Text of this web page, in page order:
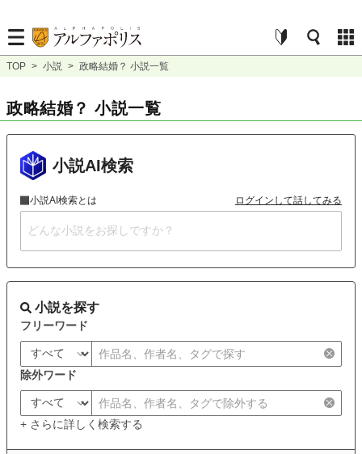
TOP > 小説 > 政略結婚？ 小説一覧
政略結婚？ 小説一覧
小説AI検索
小説AI検索とは ログインして話してみる
小説を探す
フリーワード
除外ワード
+ さらに詳しく検索する